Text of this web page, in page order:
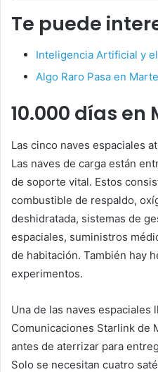
Te puede
Inteligencia Artificial y
Algo Raro Pasa en
10.000 días en
Las cinco naves espaciales
Las naves de carga están
de soporte vital. Estos
combustible de respaldo,
deshidratada, sistemas de
espaciales, suministros
de habitación. También hay
experimentos.
Una de las naves espaciales
Comunicaciones Starlink de
antes de aterrizar para
Solo se necesitan cuatro